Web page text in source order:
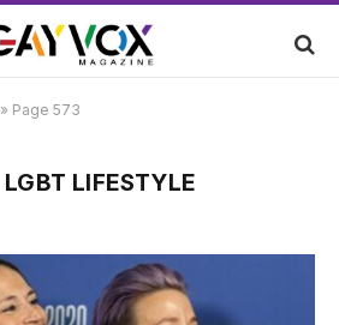
» Page 573
LGBT LIFESTYLE